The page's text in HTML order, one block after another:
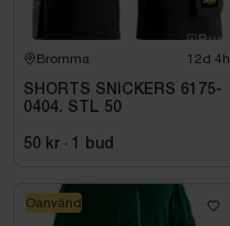
Bromma 12d 4h
SHORTS SNICKERS 6175-
0404. STL 50
50 kr · 1 bud
Oanvänd